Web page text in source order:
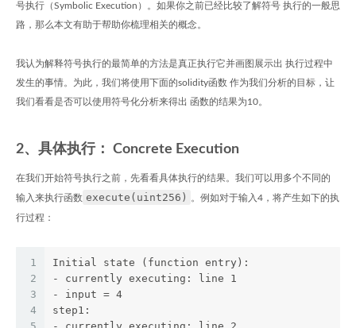
号执行（Symbolic Execution）。如果你之前已经比较了解符号 执行的一般思
路，那么本文有助于帮助你梳理相关的概念。
我认为解释符号执行的最简单的方法是真正执行它并画图展示出 执行过程中
发生的事情。为此，我们将使用下面的solidity函数 作为我们分析的目标，让
我们看看是否可以使用符号化分析来得出 函数的结果为10。
2、具体执行： Concrete Execution
在我们开始符号执行之前，先看看具体执行的结果。我们可以用多个不同的
输入来执行函数 execute(uint256) 。例如对于输入4，将产生如下的执
行过程：
1
2
3
4
Initial state (function entry):
- currently executing: line 1
- input = 4
step1: